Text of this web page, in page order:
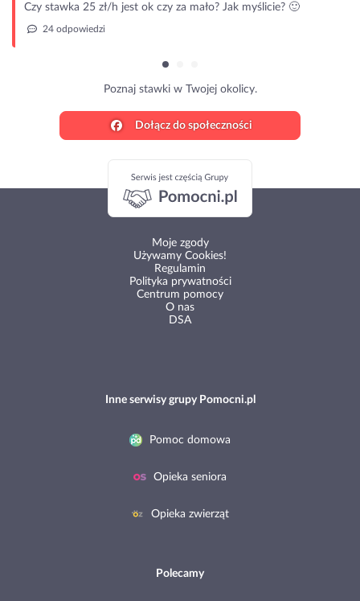
Czy stawka 25 zł/h jest ok czy za mało? Jak myślicie? 🙂
24 odpowiedzi
Poznaj stawki w Twojej okolicy.
Dołącz do społeczności
Moje zgody
Używamy Cookies!
Regulamin
Polityka prywatności
Centrum pomocy
O nas
DSA
Inne serwisy grupy Pomocni.pl
Pomoc domowa
Opieka seniora
Opieka zwierząt
Polecamy